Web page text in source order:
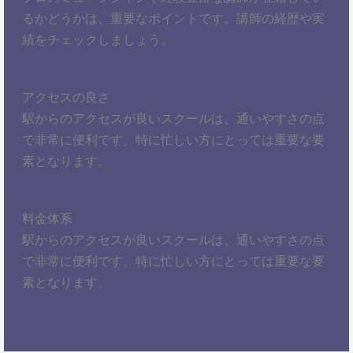
るかどうかは、重要なポイントです。講師の経歴や実
績をチェックしましょう。
アクセスの良さ
駅からのアクセスが良いスクールは、通いやすさの点
で非常に便利です。特に忙しい方にとっては重要な要
素となります。
料金体系
駅からのアクセスが良いスクールは、通いやすさの点
で非常に便利です。特に忙しい方にとっては重要な要
素となります。